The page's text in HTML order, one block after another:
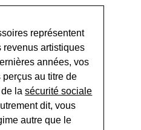
représentent
revenus artistiques
années, vos
au titre de
de lasécurité sociale
dit, vous
autre que le